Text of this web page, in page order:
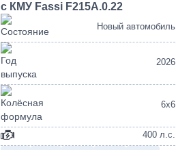
с КМУ Fassi F215A.0.22
Новый автомобиль
2026
6х6
400 л.с.